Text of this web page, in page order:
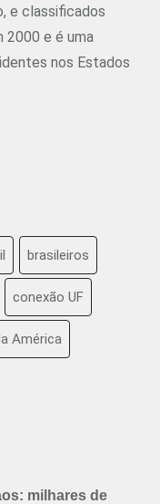
e classificados
2000 e é uma
nos Estados
brasileiros
conexão UF
América
milhares de